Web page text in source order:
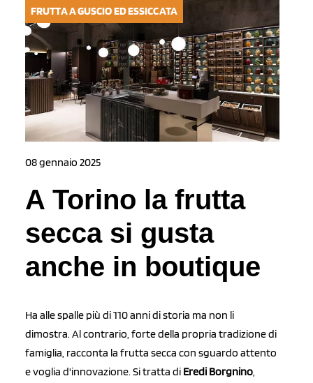
FRUTTA A GUSCIO ED ESSICCATA
08 gennaio 2025
A Torino la frutta
secca si gusta
anche in boutique
Ha alle spalle più di 110 anni di storia ma non li
dimostra. Al contrario, forte della propria tradizione di
famiglia, racconta la frutta secca con sguardo attento
e voglia d'innovazione. Si tratta di Eredi Borgnino,